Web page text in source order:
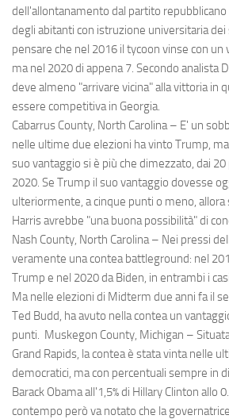
dell'allontanamento dal partito
degli abitanti con istruzione universitaria dei
pensare che nel 2016 il tycoon vinse con un
ma nel 2020 di appena 7. Secondo analista
deve almeno "arrivare vicina" alla vittoria in
essere competitiva in Georgia.
Cabarrus County, North Carolina – E' un
nelle ultime due elezioni ha vinto Trump,
suo vantaggio si è più che dimezzato, dai
2020. Se Trump il suo vantaggio dovesse
ulteriormente, a cinque punti o meno, allora
Harris avrebbe "una buona possibilità" di
Nash County, North Carolina – Nei pressi
veramente una contea battleground: nel
Trump e nel 2020 da Biden, in entrambi i
Ma nelle elezioni di Midterm due anni fa il
Ted Budd, ha avuto nella contea un
punti. Muskegon County, Michigan –
Grand Rapids, la contea è stata vinta nelle
democratici, ma con percentuali sempre in
Barack Obama all'1,5% di Hillary Clinton allo
contempo però va notato che la